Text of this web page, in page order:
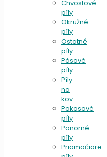
Chvostové
píly
Okružné
píly
Ostatné
píly
Pásové
píly
Píly
na
kov
Pokosové
píly
Ponorné
píly
Priamočiare